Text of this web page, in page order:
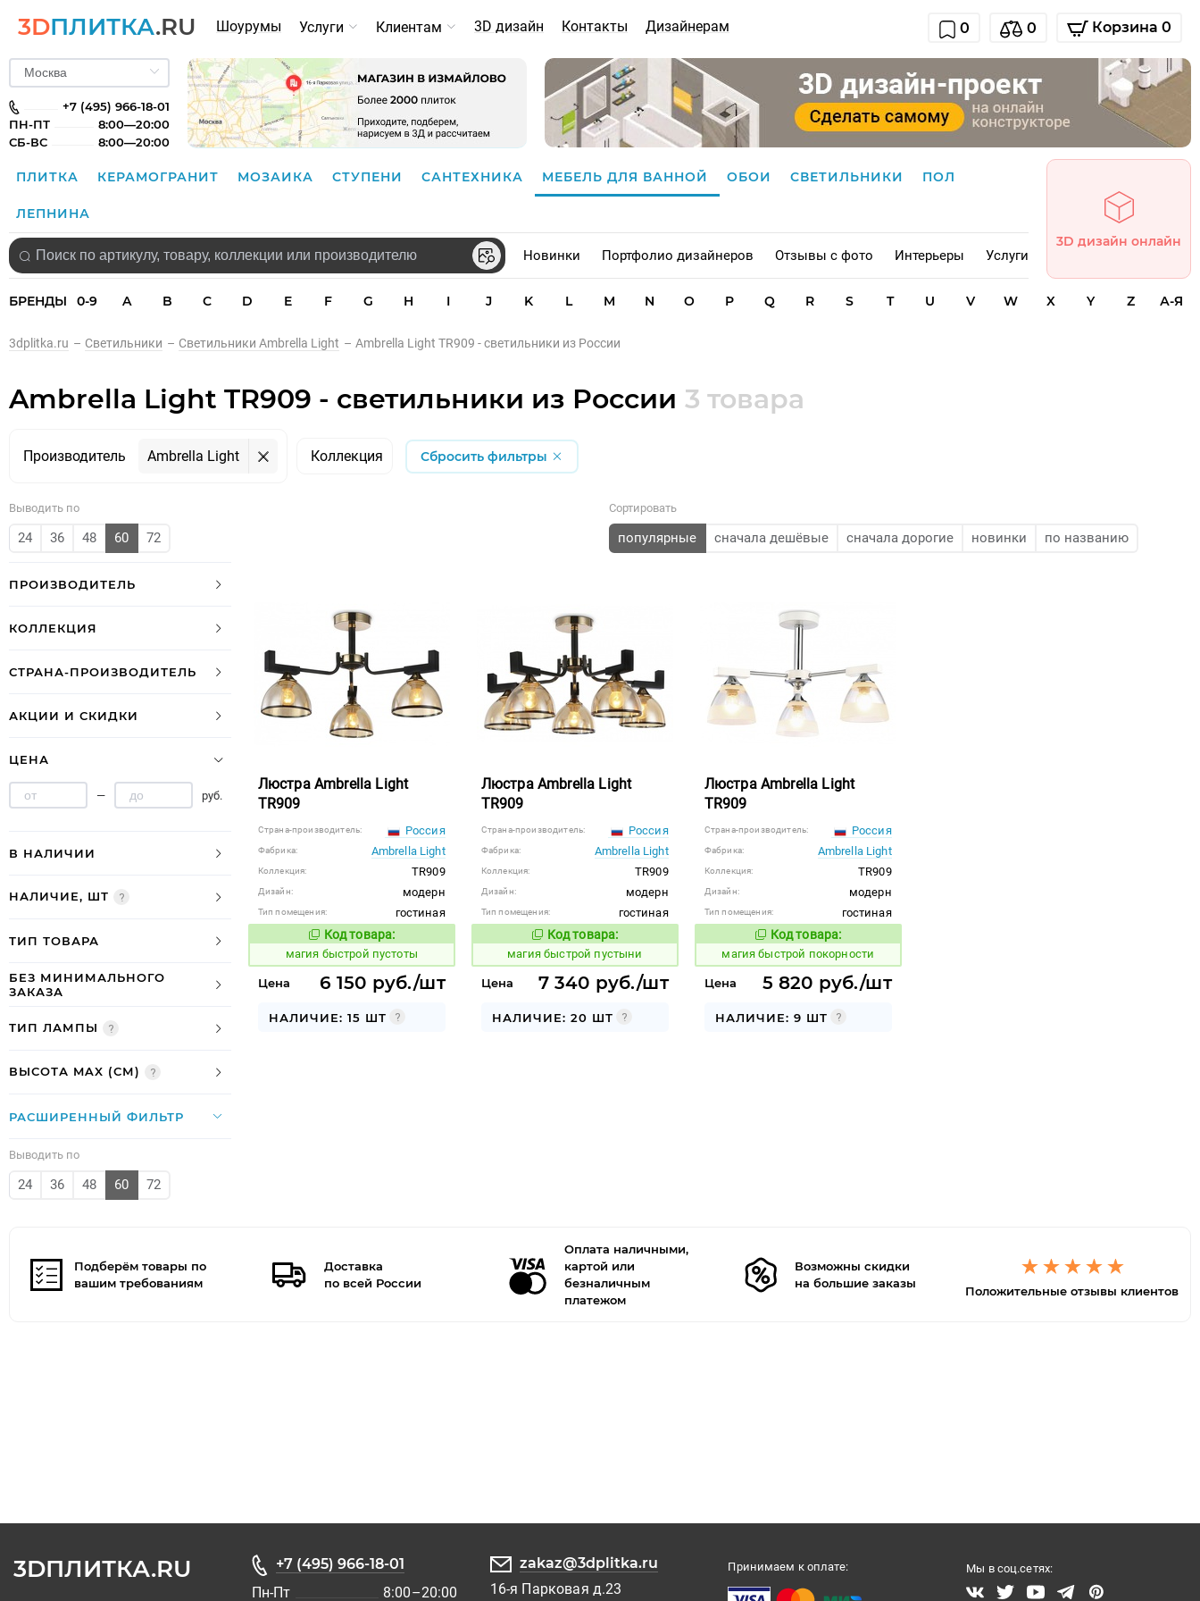
3DПЛИТКА.RU Шоурумы Услуги Клиентам 3D дизайн Контакты Дизайнерам 0 0 Корзина 0
+7 (495) 966-18-01
ПН-ПТ
8:00—20:00
СБ-ВС
8:00—20:00
ПЛИТКА КЕРАМОГРАНИТ МОЗАИКА СТУПЕНИ САНТЕХНИКА МЕБЕЛЬ ДЛЯ ВАННОЙ ОБОИ СВЕТИЛЬНИКИ ПОЛ
ЛЕПНИНА
Новинки Портфолио дизайнеров Отзывы с фото Интерьеры Услуги
3D дизайн онлайн
БРЕНДЫ 0-9 A B C D E F G H I J K L M N O P Q R S T U V W X Y Z А-Я
3dplitka.ru – Светильники – Светильники Ambrella Light – Ambrella Light TR909 - светильники из России
Ambrella Light TR909 - светильники из России 3 товара
Производитель Ambrella Light Коллекция Сбросить фильтры
Выводить по
24 36 48 60 72
Сортировать
популярные сначала дешёвые сначала дорогие новинки по названию
ПРОИЗВОДИТЕЛЬ
КОЛЛЕКЦИЯ
СТРАНА-ПРОИЗВОДИТЕЛЬ
АКЦИИ И СКИДКИ
ЦЕНА
— руб.
В НАЛИЧИИ
НАЛИЧИЕ, ШТ
ТИП ТОВАРА
БЕЗ МИНИМАЛЬНОГО
ЗАКАЗА
ТИП ЛАМПЫ
ВЫСОТА MAX (СМ)
РАСШИРЕННЫЙ ФИЛЬТР
Люстра Ambrella Light
TR909
Страна-производитель: Россия
Фабрика: Ambrella Light
Коллекция: TR909
Дизайн: модерн
Тип помещения:
гостиная
Код товара:
907324Код товара:
магия быстрой пустоты
Цена 6 150 руб./шт
НАЛИЧИЕ: 15 ШТ
Люстра Ambrella Light
TR909
Страна-производитель: Россия
Фабрика: Ambrella Light
Коллекция: TR909
Дизайн: модерн
Тип помещения:
гостиная
Код товара:
907325 Код товара:
магия быстрой пустыни
Цена 7 340 руб./шт
НАЛИЧИЕ: 20 ШТ
Люстра Ambrella Light
TR909
Страна-производитель: Россия
Фабрика: Ambrella Light
Коллекция: TR909
Дизайн: модерн
Тип помещения:
гостиная
Код товара:
907322 Код товара:
магия быстрой покорности
Цена 5 820 руб./шт
НАЛИЧИЕ: 9 ШТ
Выводить по
24 36 48 60 72
Подберём товары по
вашим требованиям
Доставка
по всей России
Оплата наличными,
картой или
безналичным
платежом
Возможны скидки
на большие заказы
Положительные отзывы клиентов
3DПЛИТКА.RU
+7 (495) 966-18-01
Пн-Пт
8:00–20:00
zakaz@3dplitka.ru
16-я Парковая д.23
Принимаем к оплате: Мы в соц.сетях: